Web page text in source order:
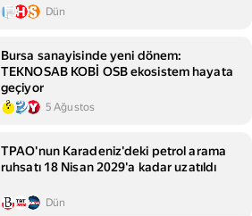
Dün
Bursa sanayisinde yeni dönem:
TEKNOSAB KOBİ OSB ekosistem hayata
geçiyor
5 Ağustos
TPAO'nun Karadeniz'deki petrol arama
ruhsatı 18 Nisan 2029'a kadar uzatıldı
Dün